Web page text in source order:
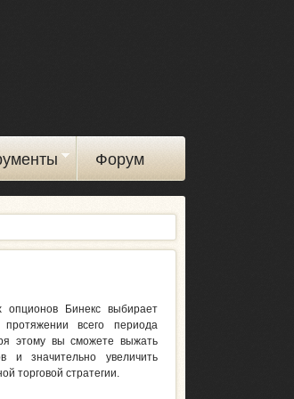
Форум
Бинекс выбирает
всего периода
этому вы сможете выжать
и значительно увеличить
торговой стратегии.